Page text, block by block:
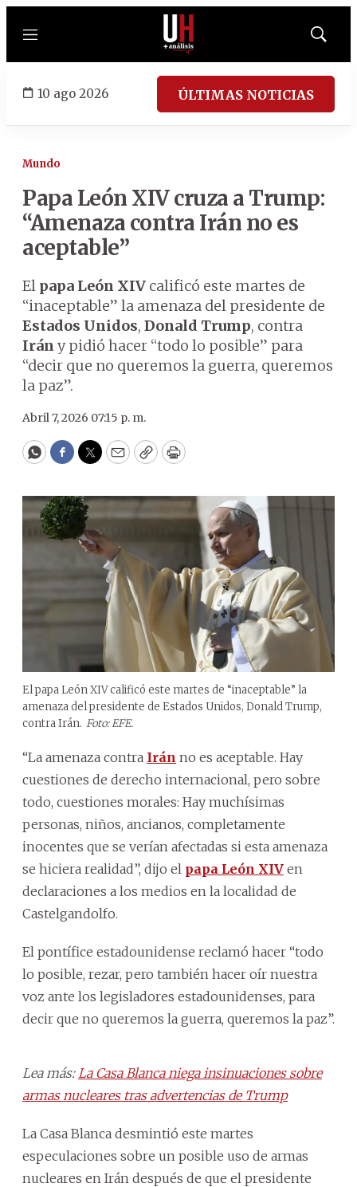
Menú
Mostrar
10 ago 2026 ÚLTIMAS NOTICIAS
Mundo
Papa León XIV cruza a Trump:
“Amenaza contra Irán no es
aceptable”
El papa León XIV calificó este martes de
“inaceptable” la amenaza del presidente de
Estados Unidos, Donald Trump, contra
Irán y pidió hacer “todo lo posible” para
“decir que no queremos la guerra, queremos
la paz”.
Abril 7, 2026 07:15 p. m.
WhatsApp
Facebook
Twitter
EmailCopyPrint
El papa León XIV calificó este martes de “inaceptable” la
amenaza del presidente de Estados Unidos, Donald Trump,
contra Irán. Foto: EFE.
“La amenaza contra Irán no es aceptable. Hay
cuestiones de derecho internacional, pero sobre
todo, cuestiones morales: Hay muchísimas
personas, niños, ancianos, completamente
inocentes que se verían afectadas si esta amenaza
se hiciera realidad”, dijo el papa León XIV en
declaraciones a los medios en la localidad de
Castelgandolfo.
El pontífice estadounidense reclamó hacer “todo
lo posible, rezar, pero también hacer oír nuestra
voz ante los legisladores estadounidenses, para
decir que no queremos la guerra, queremos la paz”.
Lea más: La Casa Blanca niega insinuaciones sobre
armas nucleares tras advertencias de Trump
La Casa Blanca desmintió este martes
especulaciones sobre un posible uso de armas
nucleares en Irán después de que el presidente